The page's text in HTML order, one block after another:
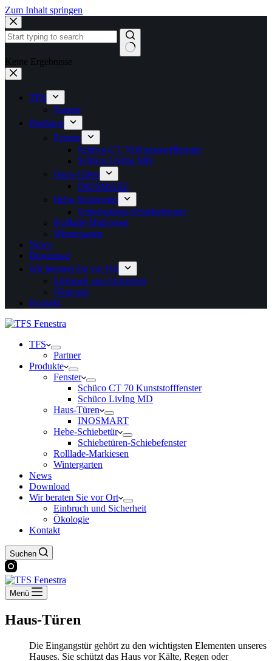
Zum Inhalt springen
Keine Ergebnisse
TFS
Partner
Produkte
Fenster
Schüco CT 70 Kunststofffenster
Schüco LivIng MD
Haus-Türen
INOSMART
Hebe-Schiebetür
Schiebetüren-Schiebefenster
Rolllade-Markiesen
Wintergarten
News
Download
Wir beraten Sie vor Ort
Einbruch und Sicherheit
Ökologie
Kontakt
TFS
Partner
Produkte
Fenster
Schüco CT 70 Kunststofffenster
Schüco LivIng MD
Haus-Türen
INOSMART
Hebe-Schiebetür
Schiebetüren-Schiebefenster
Rolllade-Markiesen
Wintergarten
News
Download
Wir beraten Sie vor Ort
Einbruch und Sicherheit
Ökologie
Kontakt
Suchen
Menü
Haus-Türen
Die Eingangstür gehört zu den wichtigsten Elementen unseres
Hauses. Sie schützt das Haus vor Kälte, Regen oder